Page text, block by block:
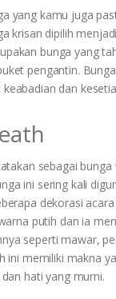
yang kamu juga
krisan dipilih
bunga yang
pengantin.
dan
sebagai
ini sering kali
dekorasi
putih dan ia
seperti mawar,
ini memiliki makna
hati yang murni.